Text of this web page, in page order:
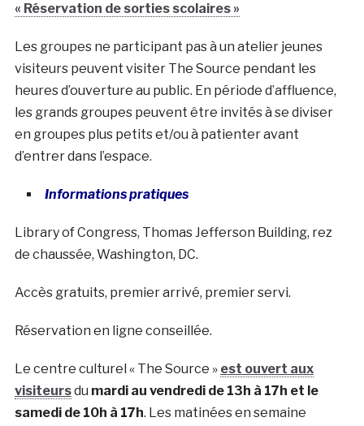
« Réservation de sorties scolaires »
Les groupes ne participant pas à un atelier jeunes
visiteurs peuvent visiter The Source pendant les
heures d’ouverture au public. En période d’affluence,
les grands groupes peuvent être invités à se diviser
en groupes plus petits et/ou à patienter avant
d’entrer dans l’espace.
Informations pratiques
Library of Congress, Thomas Jefferson Building, rez
de chaussée, Washington, DC.
Accès gratuits, premier arrivé, premier servi.
Réservation en ligne conseillée.
Le centre culturel « The Source » est ouvert aux
visiteursdu mardi au vendredi de 13h à 17h et le
samedi de 10h à 17h. Les matinées en semaine